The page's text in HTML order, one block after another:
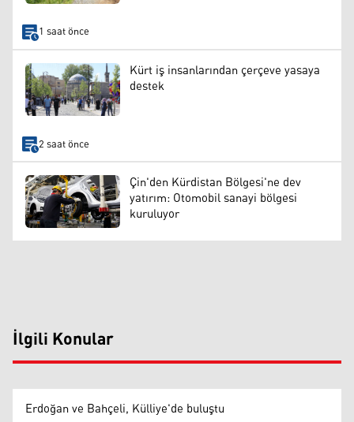
1 saat önce
Kürt iş insanlarından çerçeve yasaya
destek
2 saat önce
Çin'den Kürdistan Bölgesi'ne dev
yatırım: Otomobil sanayi bölgesi
kuruluyor
İlgili Konular
Erdoğan ve Bahçeli, Külliye'de buluştu